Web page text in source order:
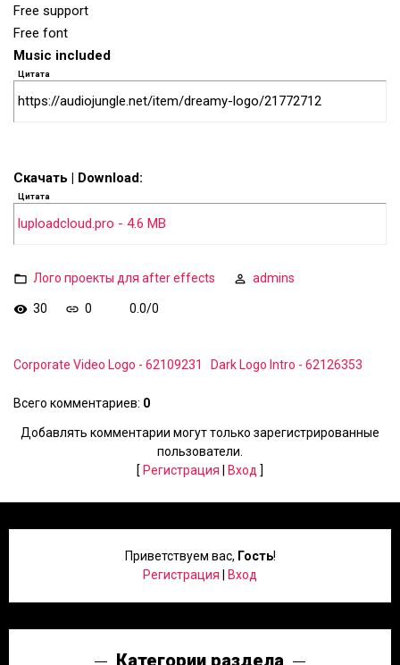
Free support
Free font
Music included
Цитата
https://audiojungle.net/item/dreamy-logo/21772712
Скачать | Download:
Цитата
luploadcloud.pro - 4.6 MB
Лого проекты для after effects admins
30 0 0.0/0
Corporate Video Logo - 62109231 Dark Logo Intro - 62126353
Всего комментариев: 0
Добавлять комментарии могут только зарегистрированные
пользователи.
[ Регистрация Вход ]
Приветствуем вас, Гость!
Регистрация
Вход
Категории раздела